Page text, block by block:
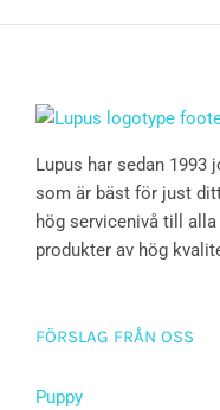
Lupus har sedan 1993
som är bäst för just
hög servicenivå till
produkter av hög
FÖRSLAG FRÅN OSS
Puppy